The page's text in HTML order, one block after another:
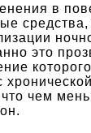
в
это
чем